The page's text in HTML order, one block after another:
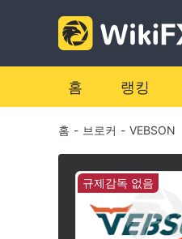
홈 랭킹
홈 - 브로커 - VEBSON
규제감독 없음
3
4
5
6
2
3
4